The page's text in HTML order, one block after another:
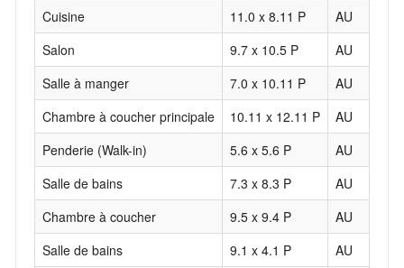
Cuisine
11.0 x 8.11 P AU
Salon
9.7 x 10.5 P AU
Salle à manger
7.0 x 10.11 P AU
Chambre à coucher principale
10.11 x 12.11 P AU
Penderie (Walk-in)
5.6 x 5.6 P AU
Salle de bains
7.3 x 8.3 P AU
Chambre à coucher
9.5 x 9.4 P AU
Salle de bains
9.1 x 4.1 P AU